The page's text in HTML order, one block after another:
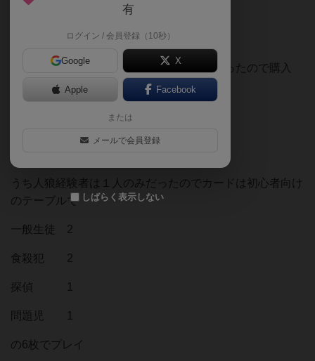
ワンナイト人狼のビースターズコラボ版
ビースターズが好きで人狼もやってみたかったので購入
先日初めてプレイしたのでその所感でも
うち人狼経験者は１人のみだったのでカードは初心者向け
のテーブルで
一般生徒 2
食殺犯 2
探偵 1
問題児 1
の6枚でプレイ
有
ログイン / 会員登録（10秒）
Google X
Apple Facebook
または
メールで会員登録
しばらく表示しない